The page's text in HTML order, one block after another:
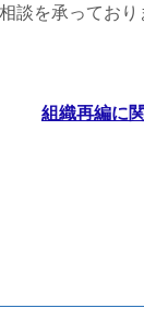
談を承っており
組織再編に